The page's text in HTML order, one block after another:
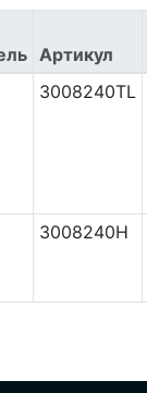
Артикул
3008240TL
3008240H